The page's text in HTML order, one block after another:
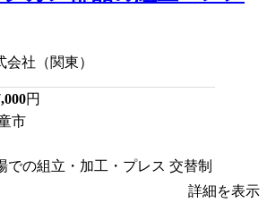
社（関東）
円
市
での組立・加工・プレス 交替制
詳細を表示